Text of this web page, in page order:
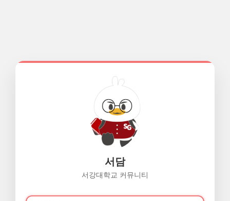
서담
서강대학교 커뮤니티